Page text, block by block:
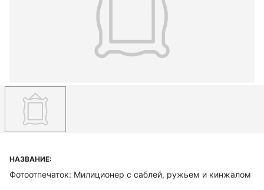
НАЗВАНИЕ:
Фотоотпечаток: Милиционер с саблей, ружьем и кинжалом